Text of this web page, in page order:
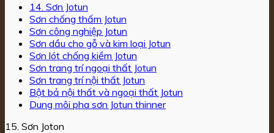
14. Sơn Jotun
Sơn chống thấm Jotun
Sơn công nghiệp Jotun
Sơn dầu cho gỗ và kim loại Jotun
Sơn lót chống kiềm Jotun
Sơn trang trí ngoại thất Jotun
Sơn trang trí nội thất Jotun
Bột bả nội thất và ngoại thất Jotun
Dung môi pha sơn Jotun thinner
15. Sơn Joton